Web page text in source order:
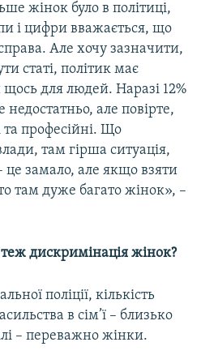
жінок було в політиці,
і цифри вважається, що
Але хочу зазначити,
статі, політик має
для людей. Наразі 12%
але повірте,
та професійні. Що
там гірша ситуація,
це замало, але якщо взяти
там дуже багато жінок», –
дискримінація жінок?
поліції, кількість
в сім’ї – близько
– переважно жінки.